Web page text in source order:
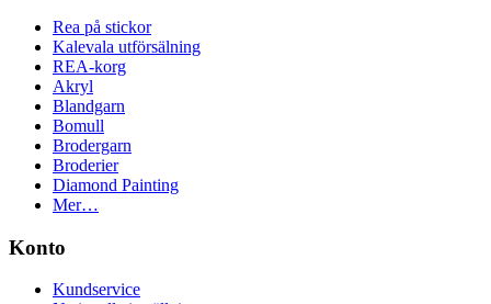
Rea på stickor
Kalevala utförsälning
REA-korg
Akryl
Blandgarn
Bomull
Brodergarn
Broderier
Diamond Painting
Mer…
Konto
Kundservice